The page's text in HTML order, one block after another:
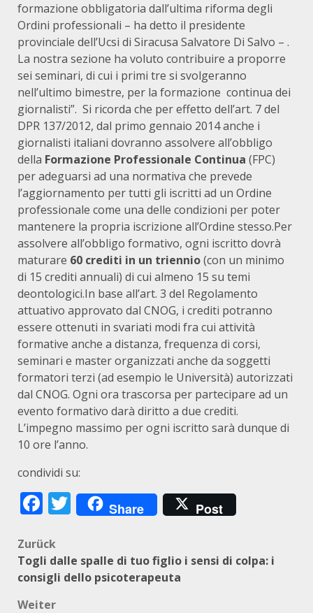
formazione obbligatoria dall’ultima riforma degli
Ordini professionali – ha detto il presidente
provinciale dell’Ucsi di Siracusa Salvatore Di Salvo – .
La nostra sezione ha voluto contribuire a proporre
sei seminari, di cui i primi tre si svolgeranno
nell’ultimo bimestre, per la formazione continua dei
giornalisti”. Si ricorda che per effetto dell’art. 7 del
DPR 137/2012, dal primo gennaio 2014 anche i
giornalisti italiani dovranno assolvere all’obbligo
della Formazione Professionale Continua (FPC)
per adeguarsi ad una normativa che prevede
l’aggiornamento per tutti gli iscritti ad un Ordine
professionale come una delle condizioni per poter
mantenere la propria iscrizione all’Ordine stesso.Per
assolvere all’obbligo formativo, ogni iscritto dovrà
maturare 60 crediti in un triennio(con un minimo
di 15 crediti annuali) di cui almeno 15 su temi
deontologici.In base all’art. 3 del Regolamento
attuativo approvato dal CNOG, i crediti potranno
essere ottenuti in svariati modi fra cui attività
formative anche a distanza, frequenza di corsi,
seminari e master organizzati anche da soggetti
formatori terzi (ad esempio le Università) autorizzati
dal CNOG. Ogni ora trascorsa per partecipare ad un
evento formativo darà diritto a due crediti.
L’impegno massimo per ogni iscritto sarà dunque di
10 ore l’anno.
condividi su:
Facebook
Twitter
Share Post
Beitragsnavigation
Zurück
Togli dalle spalle di tuo figlio i sensi di colpa: i
consigli dello psicoterapeuta
Weiter